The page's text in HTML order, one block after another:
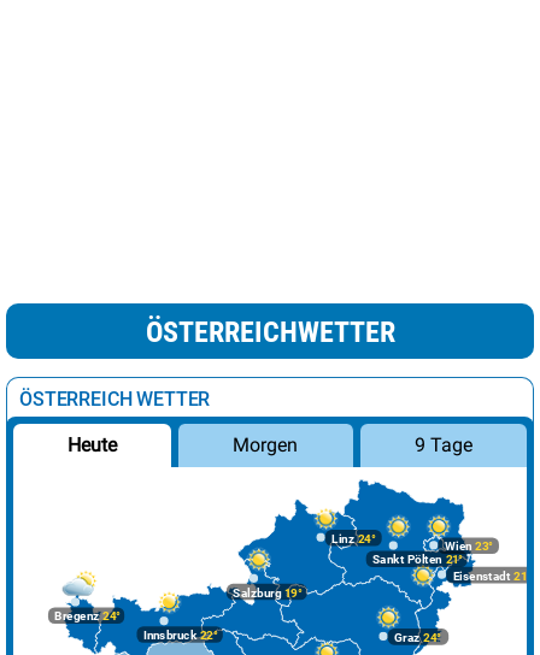
ÖSTERREICHWETTER
ÖSTERREICH WETTER
Heute Morgen 9 Tage
Bregenz24°
Graz24°
Innsbruck22°
Linz24°
Salzburg19°
Wien 23°
Eisenstadt 21°
Sankt Pölten 21°